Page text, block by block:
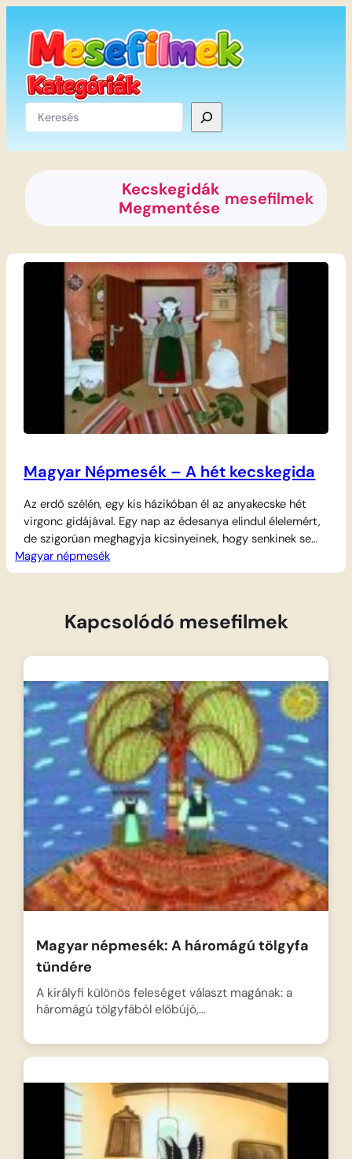
tartalomhoz
Keresés
Kecskegidák
Megmentése mesefilmek
Magyar Népmesék – A hét kecskegida
Az erdő szélén, egy kis házikóban él az anyakecske hét
virgonc gidájával. Egy nap az édesanya elindul élelemért,
de szigorúan meghagyja kicsinyeinek, hogy senkinek se
nyissanak ajtót, mert a gonosz farkas leselkedik rájuk. A
ravasz ordas mindent megpróbál, hogy becsapja a
Magyar népmesék
Kapcsolódó mesefilmek
Magyar népmesék: A háromágú tölgyfa
tündére
A királyfi különös feleséget választ magának: a
háromágú tölgyfából előbújó,…